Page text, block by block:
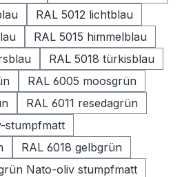
RAL 5012 lichtblau
RAL 5015 himmelblau
RAL 5018 türkisblau
RAL 6005 moosgrün
RAL 6011 resedagrün
stumpfmatt
RAL 6018 gelbgrün
Nato-oliv stumpfmatt